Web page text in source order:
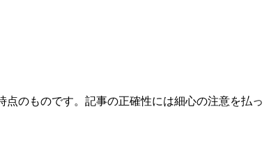
のものです。記事の正確性には細心の注意を払っ